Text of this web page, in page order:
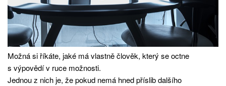
Možná si říkáte, jaké má vlastně člověk, který se octne
s výpovědí v ruce možnosti.
Jednou z nich je, že pokud nemá hned příslib dalšího